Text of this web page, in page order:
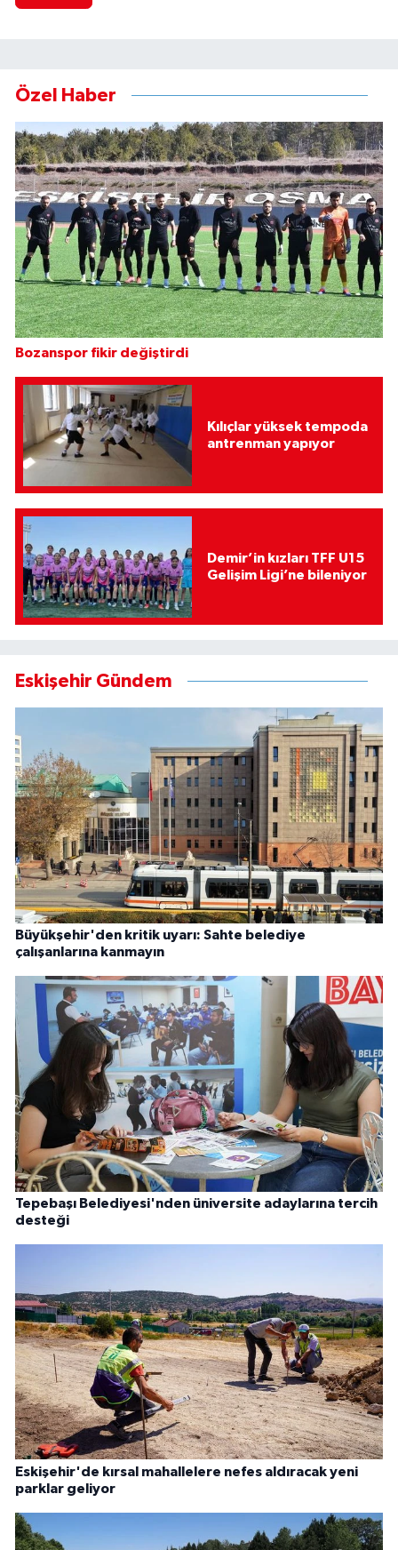
Özel Haber
Bozanspor fikir değiştirdi
Kılıçlar yüksek tempoda
antrenman yapıyor
Demir’in kızları TFF U15
Gelişim Ligi’ne bileniyor
Eskişehir Gündem
Büyükşehir'den kritik uyarı: Sahte belediye
çalışanlarına kanmayın
Tepebaşı Belediyesi'nden üniversite adaylarına tercih
desteği
Eskişehir'de kırsal mahallelere nefes aldıracak yeni
parklar geliyor